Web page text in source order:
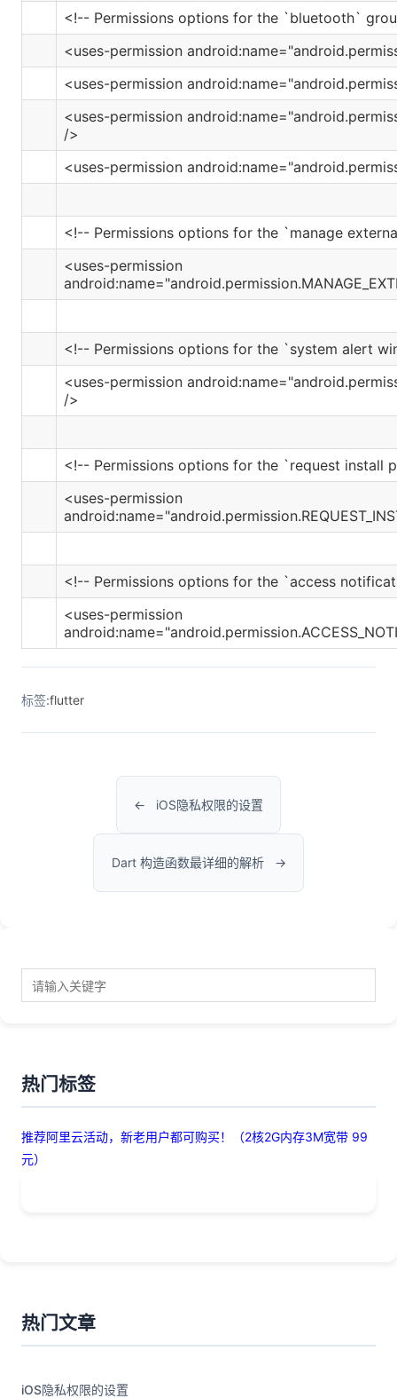
<!-- Permissions options for the `bluetooth`
<uses-permission
<uses-permission
<uses-permission
/>
<uses-permission
<!-- Permissions options for the `manage
<uses-permission
<!-- Permissions options for the `system alert
<uses-permission
/>
<!-- Permissions options for the `request install
<uses-permission
<!-- Permissions options for the `access
<uses-permission
标签:flutter
iOS隐私权限的设置
Dart 构造函数最详细的解析
热门标签
推荐阿里云活动，新老用户都可购买！（2核2G内存3M宽带 99
元）
热门文章
iOS隐私权限的设置